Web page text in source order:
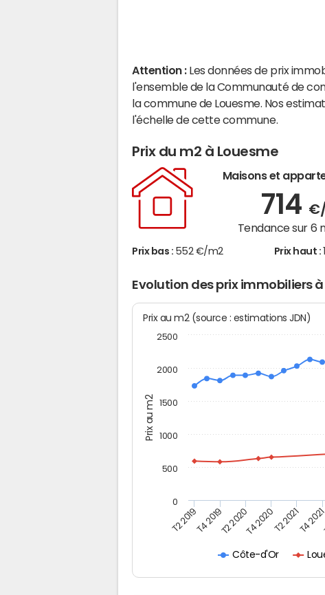
Attention : Les données de prix
l'ensemble de la Communauté de
la commune de Louesme. Nos
l'échelle de cette commune.
Prix du m2 à Louesme
Maisons et
714
Tendance sur 6
Prix bas : 552 €/m2 Prix haut :
Evolution des prix immobiliers à
Prix au m2
Prix au m2 (source : estimations JDN)
Côte-d'Or
T2 2019T4 2019T2 2020T4 2020T2 2021T4
0
500
1000
1500
2000
2500